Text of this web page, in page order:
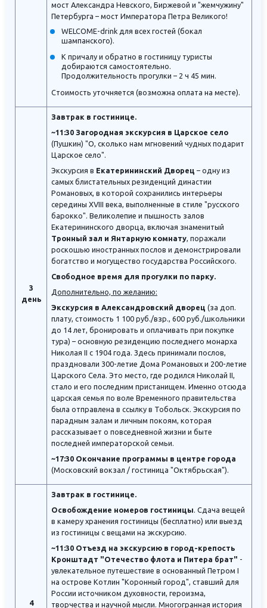
мост Александра Невского, Биржевой и "жемчужину"
Петербурга – мост Императора Петра Великого!
WELCOME-drink для всех гостей (бокал
шампанского).
К причалу и обратно в гостиницу туристы
добираются самостоятельно.
Продолжительность прогулки – 2 ч 45 мин.
Стоимость уточняется (возможна оплата на месте).
3
день
Завтрак в гостинице.
~11:30 Загородная экскурсия в Царское село
(Пушкин) "О, сколько нам мгновений чудных подарит
Царское село".
Экскурсия в Екатерининский Дворец – одну из
самых блистательных резиденций династии
Романовых, в которой сохранились интерьеры
середины XVIII века, выполненные в стиле "русского
барокко". Великолепие и пышность залов
Екатерининского дворца, включая знаменитый
Тронный зал и Янтарную комнату, поражали
роскошью иностранных послов и демонстрировали
богатство и могущество государства Российского.
Свободное время для прогулки по парку.
Дополнительно, по желанию:
Экскурсия в Александровский дворец (за доп.
плату, стоимость 1 100 руб./взр., 600 руб./школьники
до 14 лет, бронировать и оплачивать при покупке
тура) – основную резиденцию последнего монарха
Николая II с 1904 года. Здесь принимали послов,
праздновали 300-летие Дома Романовых и 200-летие
Царского Села. Это место, где родился Николай II,
стало и его последним пристанищем. Именно отсюда
царская семья по воле Временного правительства
была отправлена в ссылку в Тобольск. Экскурсия по
парадным залам и личным покоям, которая
рассказывает о повседневной жизни и быте
последней императорской семьи.
~17:30 Окончание программы в центре города
(Московский вокзал / гостиница "Октябрьская").
4
Завтрак в гостинице.
Освобождение номеров гостиницы. Сдача вещей
в камеру хранения гостиницы (бесплатно) или выезд
из гостиницы с вещами на экскурсию.
~11:30 Отъезд на экскурсию в город-крепость
Кронштадт "Отечество флота и Питера брат" -
увлекательное путешествие в основанный Петром I
на острове Котлин "Коронный город", ставший для
России источником духовности, героизма,
творчества и научной мысли. Многогранная история